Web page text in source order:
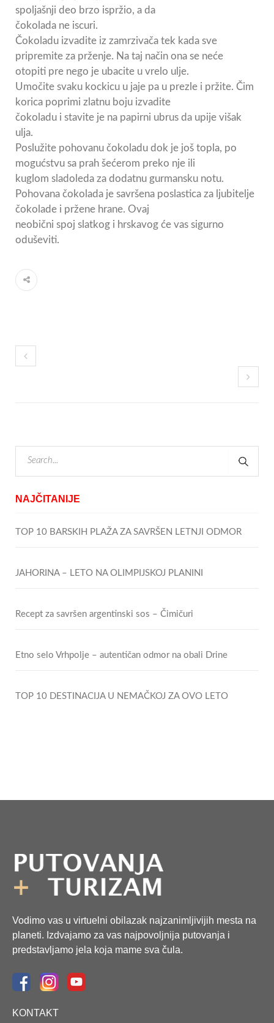
spoljašnji deo brzo ispržio, a da
čokolada ne iscuri.
Čokoladu izvadite iz zamrzivača tek kada sve
pripremite za prženje. Na taj način ona se neće
otopiti pre nego je ubacite u vrelo ulje.
Umočite svaku kockicu u jaje pa u prezle i pržite. Čim
korica poprimi zlatnu boju izvadite
čokoladu i stavite je na papirni ubrus da upije višak
ulja.
Poslužite pohovanu čokoladu dok je još topla, po
mogućstvu sa prah šećerom preko nje ili
kuglom sladoleda za dodatnu gurmansku notu.
Pohovana čokolada je savršena poslastica za ljubitelje
čokolade i pržene hrane. Ovaj
neobični spoj slatkog i hrskavog će vas sigurno
oduševiti.
NAJČITANIJE
TOP 10 BARSKIH PLAŽA ZA SAVRŠEN LETNJI ODMOR
JAHORINA – LETO NA OLIMPIJSKOJ PLANINI
Recept za savršen argentinski sos – Čimičuri
Etno selo Vrhpolje – autentičan odmor na obali Drine
TOP 10 DESTINACIJA U NEMAČKOJ ZA OVO LETO
Vodimo vas u virtuelni obilazak najzanimljivijih mesta na
planeti. Izdvajamo za vas najpovoljnija putovanja i
predstavljamo jela koja mame sva čula.
KONTAKT